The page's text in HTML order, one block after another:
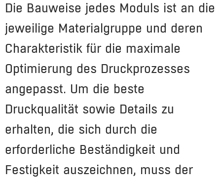
Die Bauweise jedes Moduls ist an die
jeweilige Materialgruppe und deren
Charakteristik für die maximale
Optimierung des Druckprozesses
angepasst. Um die beste
Druckqualität sowie Details zu
erhalten, die sich durch die
erforderliche Beständigkeit und
Festigkeit auszeichnen, muss der